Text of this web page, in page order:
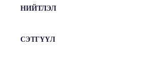
НИЙТЛЭЛ
СЭТГҮҮЛ